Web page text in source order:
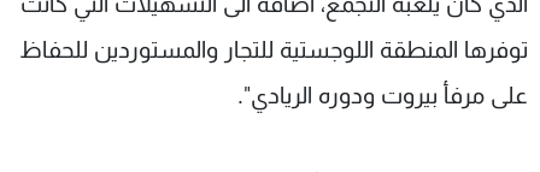
توفرها المنطقة اللوجستية للتجار والمستوردين للحفاظ
على مرفأ بيروت ودوره الريادي".